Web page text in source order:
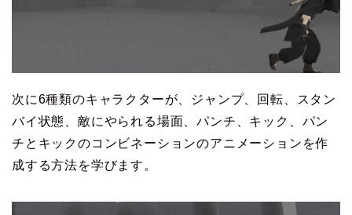
次に6種類のキャラクターが、ジャンプ、回転、スタン
バイ状態、敵にやられる場面、パンチ、キック、パン
チとキックのコンビネーションのアニメーションを作
成する方法を学びます。